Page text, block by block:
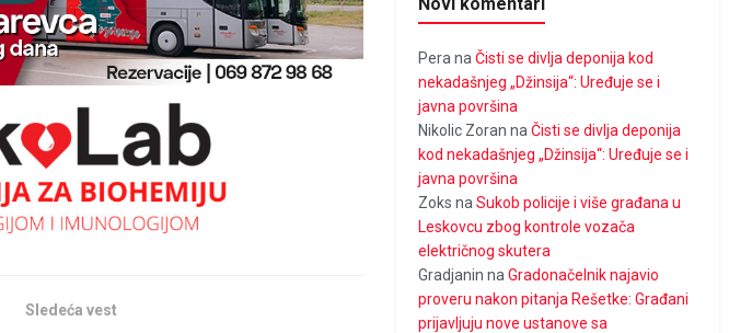
Sledeća vest
Pera naČisti se divlja deponija kod
nekadašnjeg „Džinsija“: Uređuje se i
javna površina
Nikolic Zoran naČisti se divlja deponija
kod nekadašnjeg „Džinsija“: Uređuje se i
javna površina
Zoks naSukob policije i više građana u
Leskovcu zbog kontrole vozača
električnog skutera
Gradjanin naGradonačelnik najavio
proveru nakon pitanja Rešetke: Građani
prijavljuju nove ustanove sa